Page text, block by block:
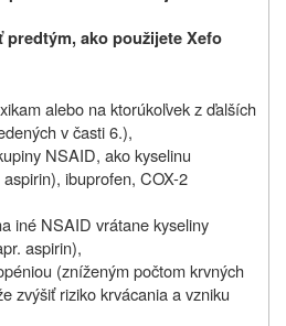
ako použijete Xefo
alebo na ktorúkoľvek z ďalších
v časti 6.),
NSAID, ako kyselinu
ibuprofen, COX-2
iné NSAID vrátane kyseliny
aspirin),
(zníženým počtom krvných
zvýšiť riziko krvácania a vzniku